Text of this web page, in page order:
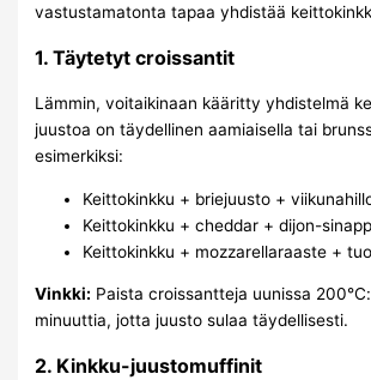
vastustamatonta tapaa yhdistää
1. Täytetyt croissantit
Lämmin, voitaikinaan kääritty yhdistelmä
juustoa on täydellinen aamiaisella tai
esimerkiksi:
Keittokinkku + briejuusto +
Keittokinkku + cheddar + dijon-
Keittokinkku + mozzarellaraaste +
Vinkki: Paista croissantteja uunissa
minuuttia, jotta juusto sulaa täydellisesti.
2. Kinkku-juustomuffinit